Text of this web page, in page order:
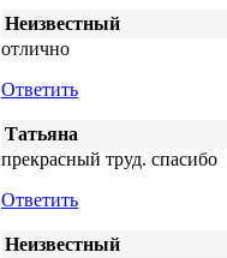
Неизвестный
отлично
Ответить
Татьяна
прекрасный труд. спасибо
Ответить
Неизвестный